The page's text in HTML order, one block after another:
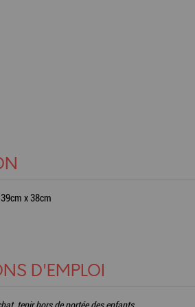
x 38cm
D'EMPLOI